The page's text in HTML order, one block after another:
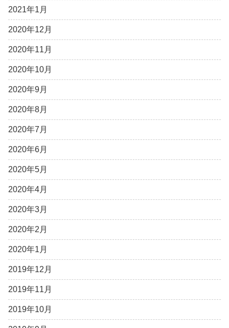
2021年1月
2020年12月
2020年11月
2020年10月
2020年9月
2020年8月
2020年7月
2020年6月
2020年5月
2020年4月
2020年3月
2020年2月
2020年1月
2019年12月
2019年11月
2019年10月